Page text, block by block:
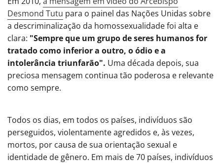
Desmond Tutu para o painel das Nações Unidas sobre
a descriminalização da homossexualidade foi alta e
clara: "Sempre que um grupo de seres humanos for
tratado como inferior a outro, o ódio e a
intolerância triunfarão". Uma década depois, sua
preciosa mensagem continua tão poderosa e relevante
como sempre.
Todos os dias, em todos os países, indivíduos são
perseguidos, violentamente agredidos e, às vezes,
mortos, por causa de sua orientação sexual e
identidade de gênero. Em mais de 70 países, indivíduos